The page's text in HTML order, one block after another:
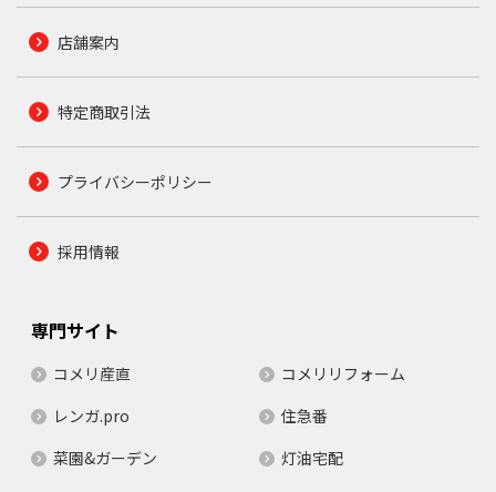
店舗案内
特定商取引法
プライバシーポリシー
採用情報
専門サイト
コメリ産直
コメリリフォーム
レンガ.pro
住急番
菜園&ガーデン
灯油宅配